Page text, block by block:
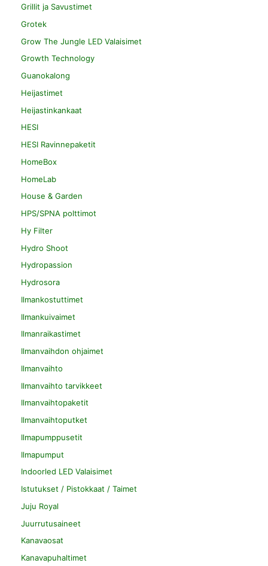
Grillit ja Savustimet
Grotek
Grow The Jungle LED Valaisimet
Growth Technology
Guanokalong
Heijastimet
Heijastinkankaat
HESI
HESI Ravinnepaketit
HomeBox
HomeLab
House & Garden
HPS/SPNA polttimot
Hy Filter
Hydro Shoot
Hydropassion
Hydrosora
Ilmankostuttimet
Ilmankuivaimet
Ilmanraikastimet
Ilmanvaihdon ohjaimet
Ilmanvaihto
Ilmanvaihto tarvikkeet
Ilmanvaihtopaketit
Ilmanvaihtoputket
Ilmapumppusetit
Ilmapumput
Indoorled LED Valaisimet
Istutukset / Pistokkaat / Taimet
Juju Royal
Juurrutusaineet
Kanavaosat
Kanavapuhaltimet